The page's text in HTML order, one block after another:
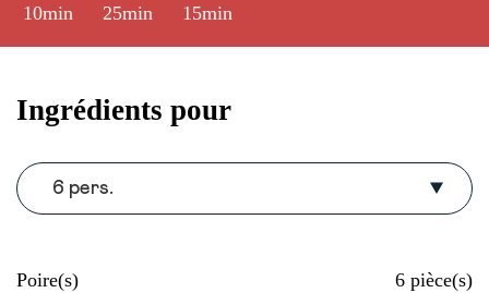
10min 25min 15min
Ingrédients pour
6 pers.
Poire(s) 6 pièce(s)